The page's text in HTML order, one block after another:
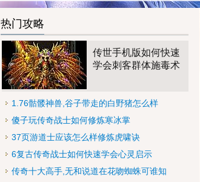
热门攻略
传世手机版如何快速
学会刺客群体施毒术
1.76骷髅神兽,谷子带走的白野猪怎么样
傻子玩传奇战士如何修炼寒冰掌
37页游道士应该怎么样修炼虎啸诀
6复古传奇战士如何快速学会心灵启示
传奇十大高手,无和说道在花吻蜘蛛可谁知